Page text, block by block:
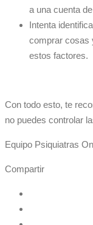
a una cuenta
Intenta
comprar cosas
estos factores.
Con todo esto, te
no puedes controlar
Equipo Psiquiatras
Compartir